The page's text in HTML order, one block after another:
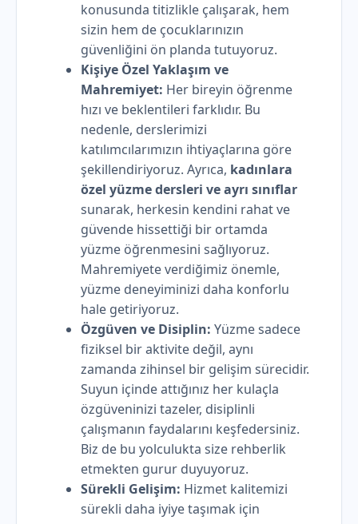
konusunda titizlikle çalışarak, hem
sizin hem de çocuklarınızın
güvenliğini ön planda tutuyoruz.
Kişiye Özel Yaklaşım ve
Mahremiyet: Her bireyin öğrenme
hızı ve beklentileri farklıdır. Bu
nedenle, derslerimizi
katılımcılarımızın ihtiyaçlarına göre
şekillendiriyoruz. Ayrıca, kadınlara
özel yüzme dersleri ve ayrı sınıflar
sunarak, herkesin kendini rahat ve
güvende hissettiği bir ortamda
yüzme öğrenmesini sağlıyoruz.
Mahremiyete verdiğimiz önemle,
yüzme deneyiminizi daha konforlu
hale getiriyoruz.
Özgüven ve Disiplin: Yüzme sadece
fiziksel bir aktivite değil, aynı
zamanda zihinsel bir gelişim sürecidir.
Suyun içinde attığınız her kulaçla
özgüveninizi tazeler, disiplinli
çalışmanın faydalarını keşfedersiniz.
Biz de bu yolculukta size rehberlik
etmekten gurur duyuyoruz.
Sürekli Gelişim: Hizmet kalitemizi
sürekli daha iyiye taşımak için